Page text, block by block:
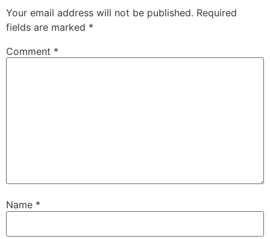
Your email address will not be published. Required
fields are marked *
Comment *
Name *